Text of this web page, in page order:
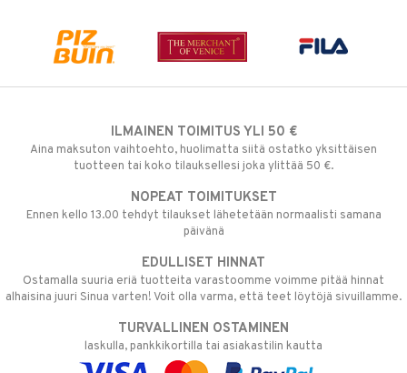
ILMAINEN TOIMITUS YLI 50 €
Aina maksuton vaihtoehto, huolimatta siitä ostatko yksittäisen
tuotteen tai koko tilauksellesi joka ylittää 50 €.
NOPEAT TOIMITUKSET
Ennen kello 13.00 tehdyt tilaukset lähetetään normaalisti samana
päivänä
EDULLISET HINNAT
Ostamalla suuria eriä tuotteita varastoomme voimme pitää hinnat
alhaisina juuri Sinua varten! Voit olla varma, että teet löytöjä sivuillamme.
TURVALLINEN OSTAMINEN
laskulla, pankkikortilla tai asiakastilin kautta